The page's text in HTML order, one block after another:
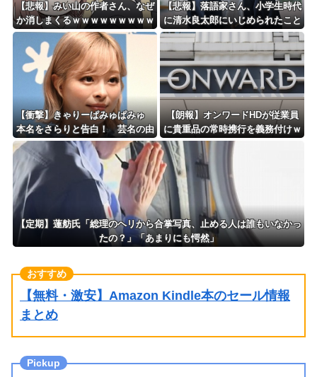
【悲報】みい山の作者さん、なぜ
か消しまくるｗｗｗｗｗｗｗｗｗ
ｗｗｗｗｗｗ
【悲報】落語家さん、小学生時代
に清水良太郎にいじめられたこと
を告白
【衝撃】きゃりーぱみゅぱみゅ
本名をさらりと告白！ 芸名の由
来も明かす！！
【朗報】オンワードHDが従業員
に貴重品の常時携行を義務付けｗ
ｗｗｗｗｗｗｗｗｗｗｗｗ
【定期】蓮舫氏「総理のヘリから合掌写真、止める人は誰もいなかっ
たの？」「あまりにも愕然」
【無料・激安】Amazon Kindle本のセール情報
まとめ